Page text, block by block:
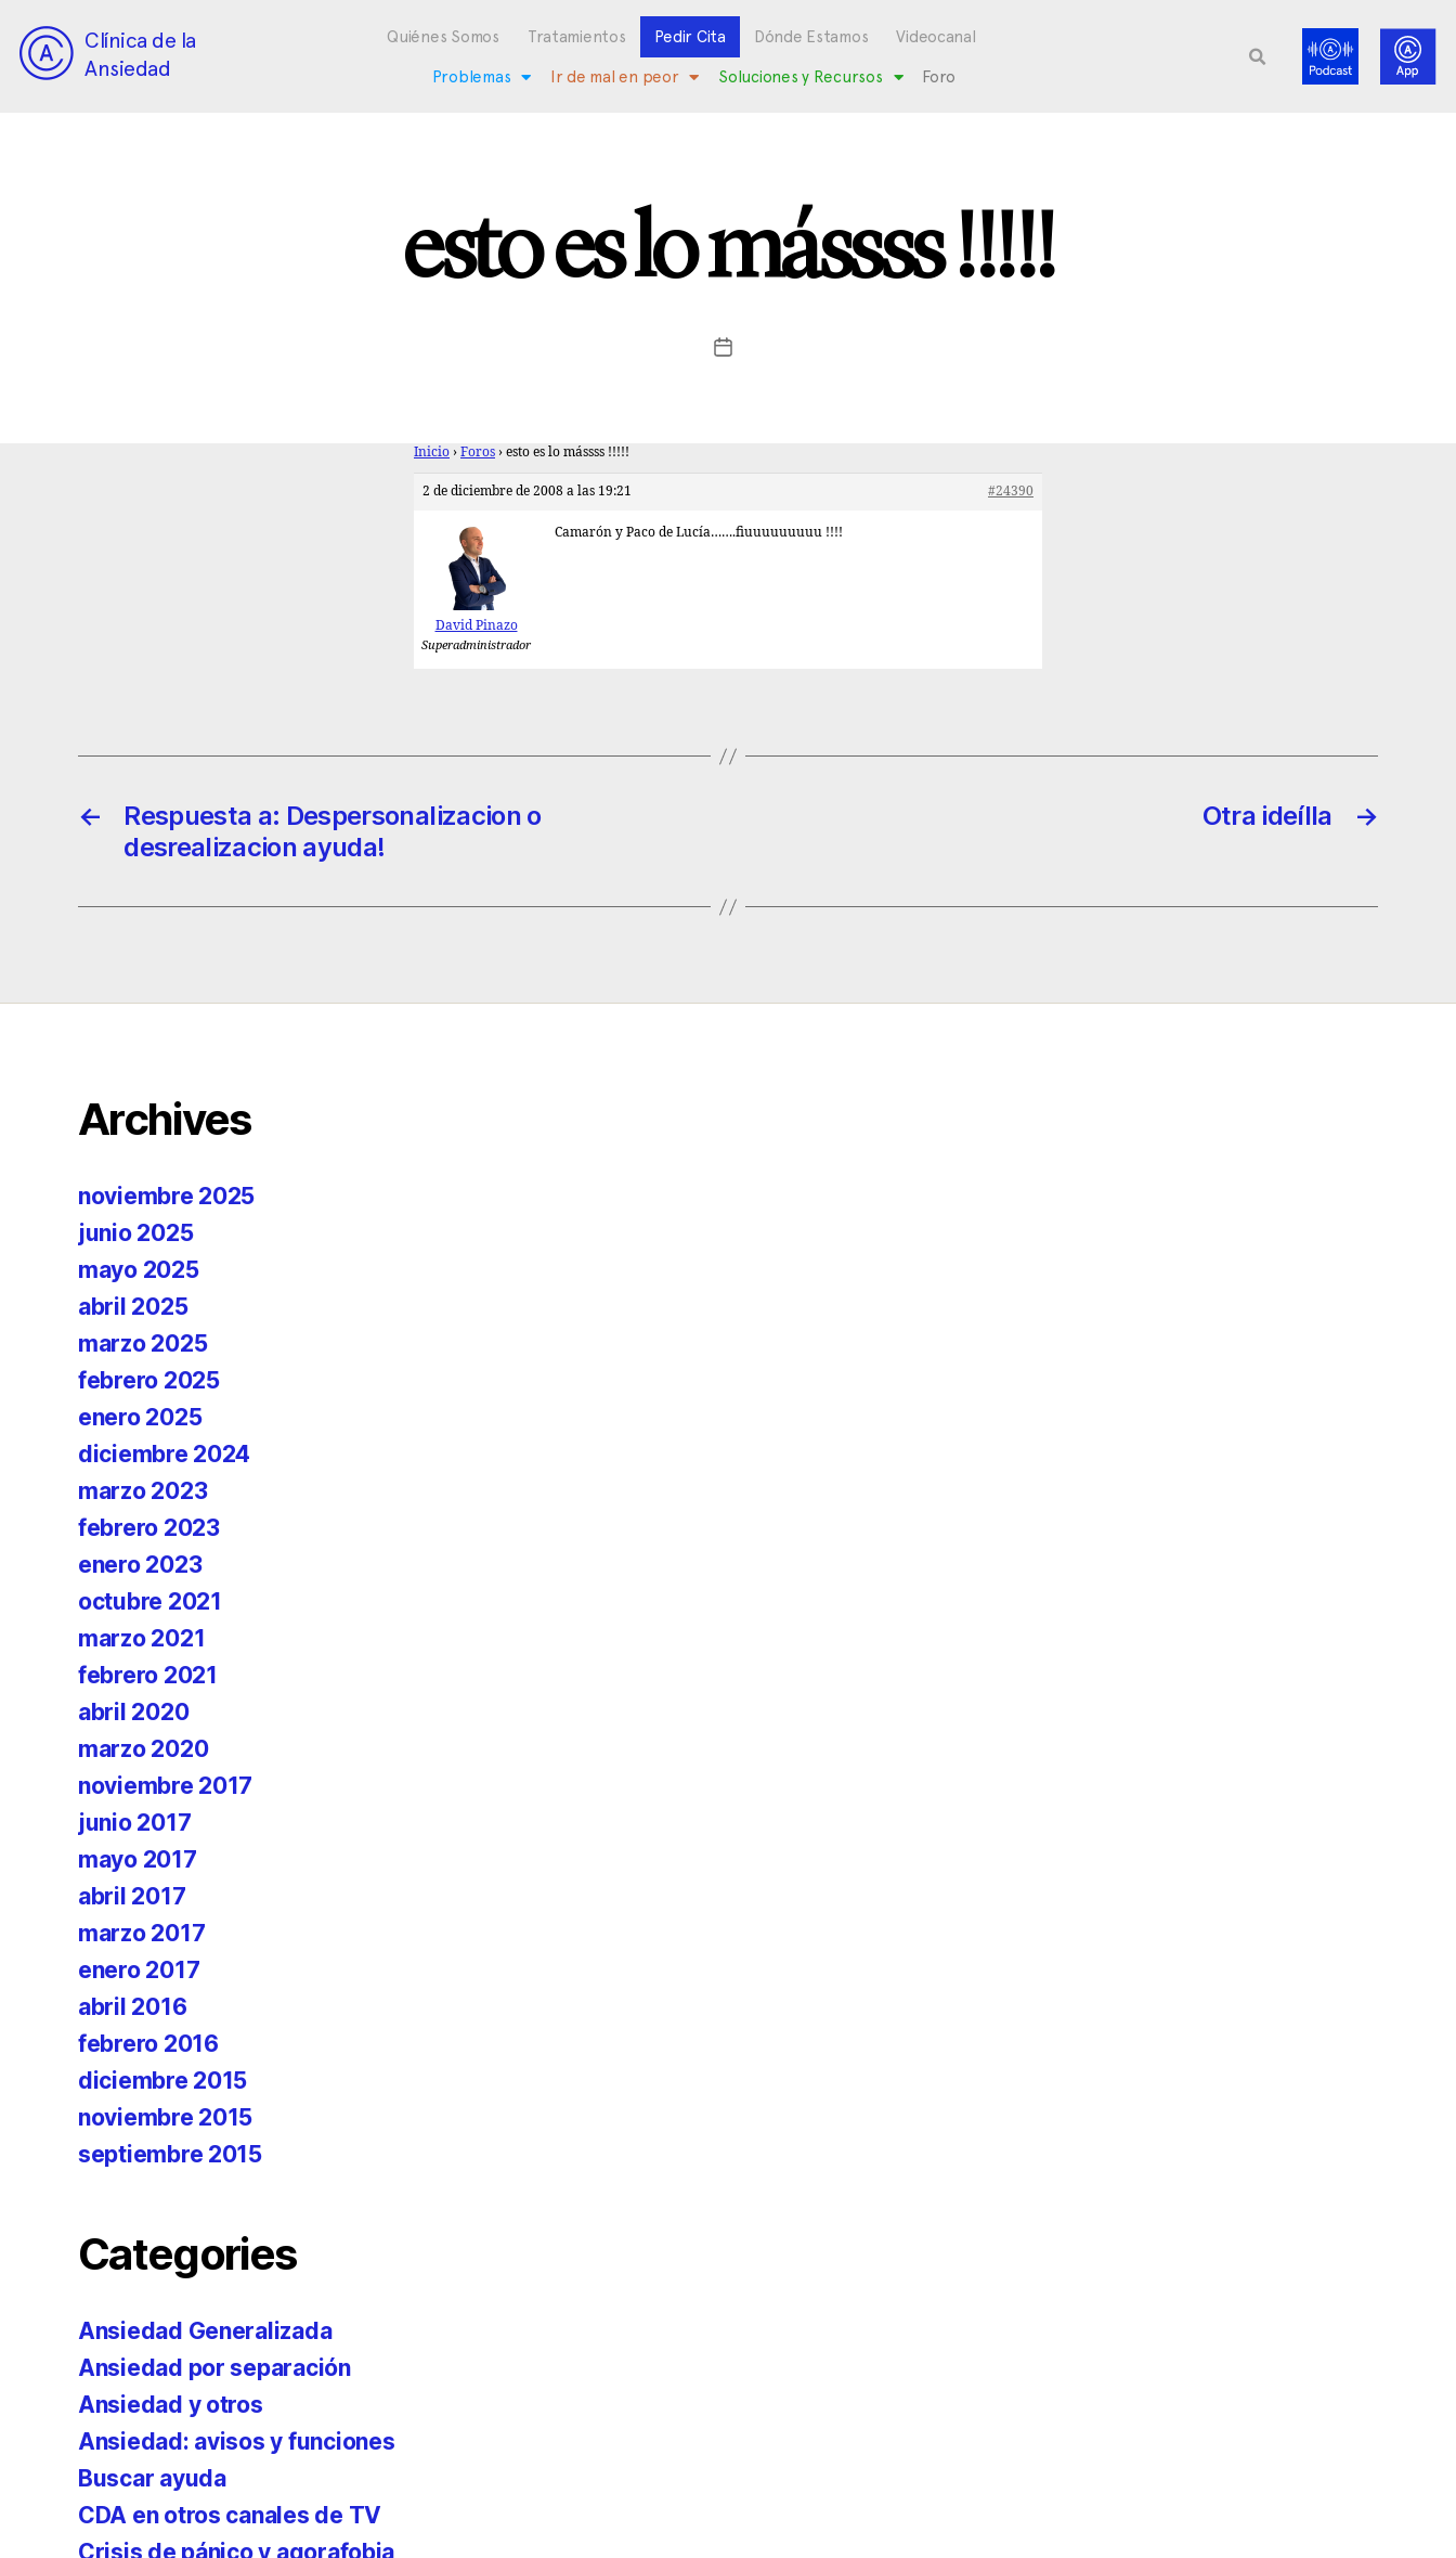
Clínica de la
Ansiedad
Quiénes Somos Tratamientos Pedir Cita Dónde Estamos Videocanal
Problemas Ir de mal en peor Soluciones y Recursos Foro
esto es lo mássss !!!!!
Inicio › Foros › esto es lo mássss !!!!!
2 de diciembre de 2008 a las 19:21 #24390
David Pinazo
Superadministrador
Camarón y Paco de Lucía…….fiuuuuuuuuu !!!!
←
Respuesta a: Despersonalizacion o
desrealizacion ayuda!
→
Otra ideílla
Archives
noviembre 2025
junio 2025
mayo 2025
abril 2025
marzo 2025
febrero 2025
enero 2025
diciembre 2024
marzo 2023
febrero 2023
enero 2023
octubre 2021
marzo 2021
febrero 2021
abril 2020
marzo 2020
noviembre 2017
junio 2017
mayo 2017
abril 2017
marzo 2017
enero 2017
abril 2016
febrero 2016
diciembre 2015
noviembre 2015
septiembre 2015
Categories
Ansiedad Generalizada
Ansiedad por separación
Ansiedad y otros
Ansiedad: avisos y funciones
Buscar ayuda
CDA en otros canales de TV
Crisis de pánico y agorafobia